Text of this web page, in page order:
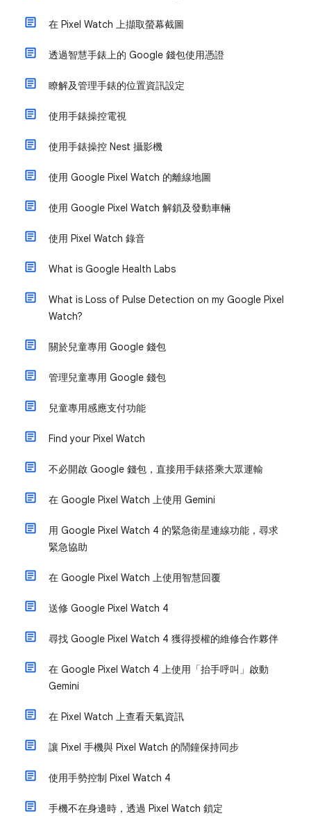
在 Pixel Watch 上擷取螢幕截圖
透過智慧手錶上的 Google 錢包使用憑證
瞭解及管理手錶的位置資訊設定
使用手錶操控電視
使用手錶操控 Nest 攝影機
使用 Google Pixel Watch 的離線地圖
使用 Google Pixel Watch 解鎖及發動車輛
使用 Pixel Watch 錄音
What is Google Health Labs
What is Loss of Pulse Detection on my Google Pixel
Watch?
關於兒童專用 Google 錢包
管理兒童專用 Google 錢包
兒童專用感應支付功能
Find your Pixel Watch
不必開啟 Google 錢包，直接用手錶搭乘大眾運輸
在 Google Pixel Watch 上使用 Gemini
用 Google Pixel Watch 4 的緊急衛星連線功能，尋求
緊急協助
在 Google Pixel Watch 上使用智慧回覆
送修 Google Pixel Watch 4
尋找 Google Pixel Watch 4 獲得授權的維修合作夥伴
在 Google Pixel Watch 4 上使用「抬手呼叫」啟動
Gemini
在 Pixel Watch 上查看天氣資訊
讓 Pixel 手機與 Pixel Watch 的鬧鐘保持同步
使用手勢控制 Pixel Watch 4
手機不在身邊時，透過 Pixel Watch 鎖定